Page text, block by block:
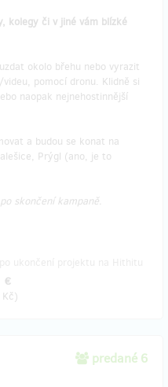
kolegy či v jiné vám blízké
okolo břehu nebo vyrazit
pomocí dronu. Klidně si
naopak nejnehostinnější
a budou se konat na
Prýgl (ano, je to
skončení kampaně.
€
)
predané 6